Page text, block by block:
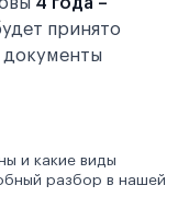
принято
документы
и какие виды
разбор в нашей